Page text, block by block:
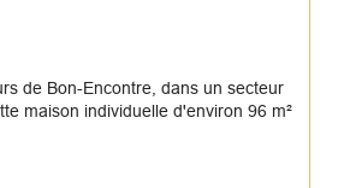
de Bon-Encontre, dans un secteur
maison individuelle d'environ 96 m²